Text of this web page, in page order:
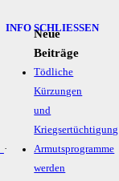
Impressum & Datenschutz
·
INFO SCHLIESSEN
Neue
Beiträge
Tödliche
Kürzungen
und
Kriegsertüchtigung
Armutsprogramme
werden